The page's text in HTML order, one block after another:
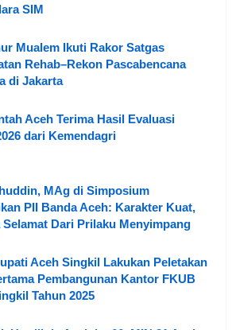
SIM
Mualem Ikuti Rakor Satgas
Rehab–Rekon Pascabencana
di Jakarta
Aceh Terima Hasil Evaluasi
dari Kemendagri
MAg di Simposium
PII Banda Aceh: Karakter Kuat,
Selamat Dari Prilaku Menyimpang
Aceh Singkil Lakukan Peletakan
Pembangunan Kantor FKUB
Tahun 2025